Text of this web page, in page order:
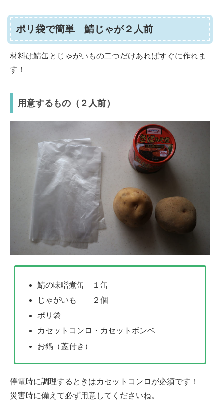
ポリ袋で簡単 鯖じゃが２人前
材料は鯖缶とじゃがいもの二つだけあればすぐに作れま
す！
用意するもの（２人前）
鯖の味噌煮缶 １缶
じゃがいも ２個
ポリ袋
カセットコンロ・カセットボンベ
お鍋（蓋付き）
停電時に調理するときはカセットコンロが必須です！
災害時に備えて必ず用意してくださいね。